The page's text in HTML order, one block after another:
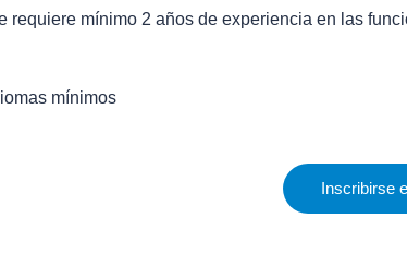
requiere mínimo 2 años de experiencia en las
mínimos
Inscribirse